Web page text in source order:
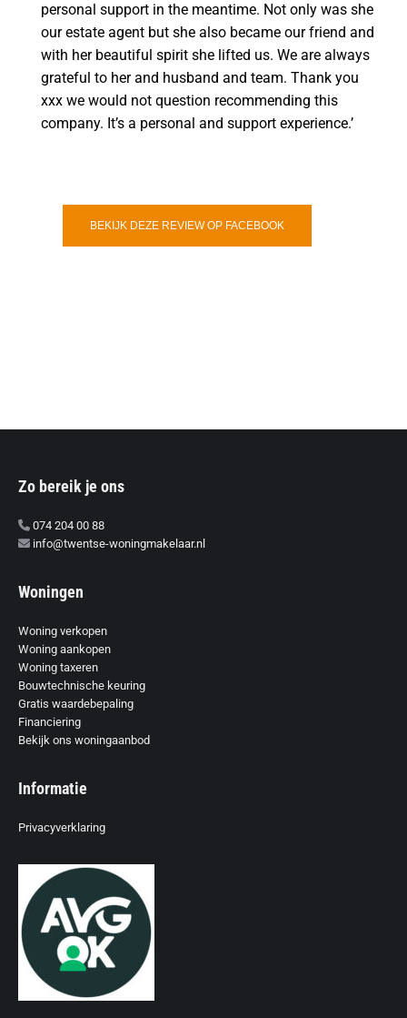
personal support in the meantime. Not only was she
our estate agent but she also became our friend and
with her beautiful spirit she lifted us. We are always
grateful to her and husband and team. Thank you
xxx we would not question recommending this
company. It’s a personal and support experience.’
BEKIJK DEZE REVIEW OP FACEBOOK
Zo bereik je ons
074 204 00 88
info@twentse-woningmakelaar.nl
Woningen
Woning verkopen
Woning aankopen
Woning taxeren
Bouwtechnische keuring
Gratis waardebepaling
Financiering
Bekijk ons woningaanbod
Informatie
Privacyverklaring